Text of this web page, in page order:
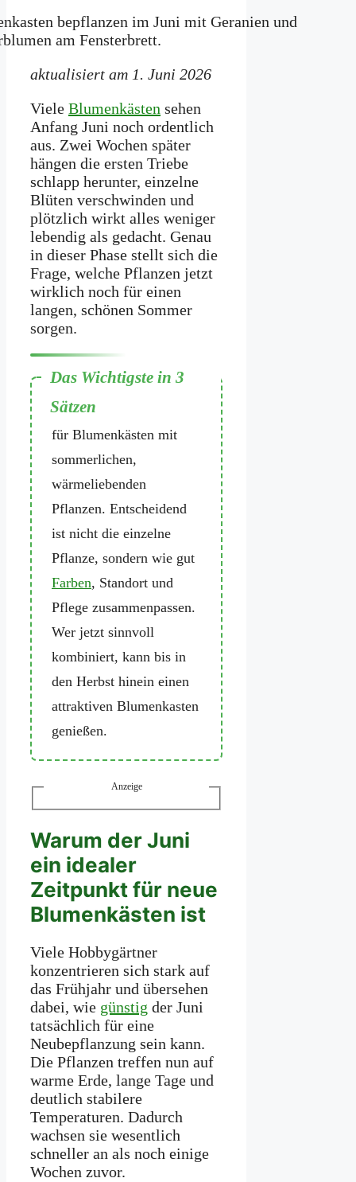
aktualisiert am 1. Juni 2026
Viele Blumenkästen sehen
Anfang Juni noch ordentlich
aus. Zwei Wochen später
hängen die ersten Triebe
schlapp herunter, einzelne
Blüten verschwinden und
plötzlich wirkt alles weniger
lebendig als gedacht. Genau
in dieser Phase stellt sich die
Frage, welche Pflanzen jetzt
wirklich noch für einen
langen, schönen Sommer
sorgen.
Im Juni ist die ideale Zeit
für Blumenkästen mit
sommerlichen,
wärmeliebenden
Pflanzen. Entscheidend
ist nicht die einzelne
Pflanze, sondern wie gut
Farben, Standort und
Pflege zusammenpassen.
Wer jetzt sinnvoll
kombiniert, kann bis in
den Herbst hinein einen
attraktiven Blumenkasten
genießen.
Anzeige
Warum der Juni
ein idealer
Zeitpunkt für neue
Blumenkästen ist
Viele Hobbygärtner
konzentrieren sich stark auf
das Frühjahr und übersehen
dabei, wie günstig der Juni
tatsächlich für eine
Neubepflanzung sein kann.
Die Pflanzen treffen nun auf
warme Erde, lange Tage und
deutlich stabilere
Temperaturen. Dadurch
wachsen sie wesentlich
schneller an als noch einige
Wochen zuvor.